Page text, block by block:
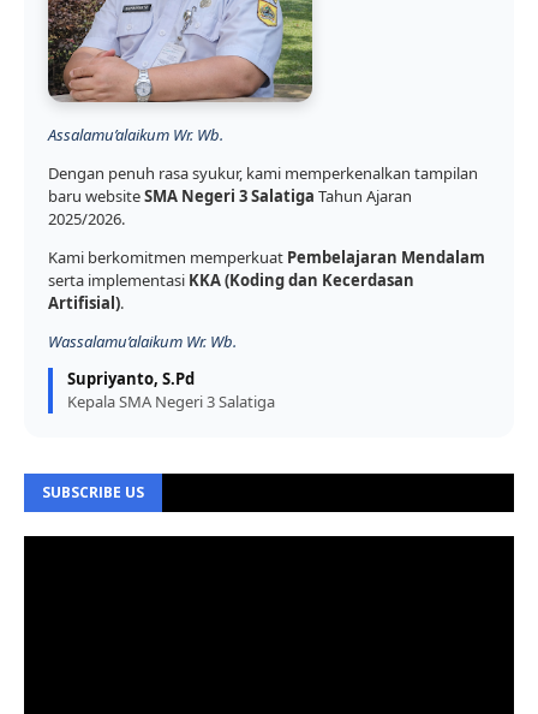
Assalamu’alaikum Wr. Wb.
Dengan penuh rasa syukur, kami memperkenalkan tampilan
baru websiteSMA Negeri 3 Salatiga Tahun Ajaran
2025/2026.
Kami berkomitmen memperkuat Pembelajaran Mendalam
serta implementasi KKA (Koding dan Kecerdasan
Artifisial).
Wassalamu’alaikum Wr. Wb.
Supriyanto, S.Pd
Kepala SMA Negeri 3 Salatiga
SUBSCRIBE US